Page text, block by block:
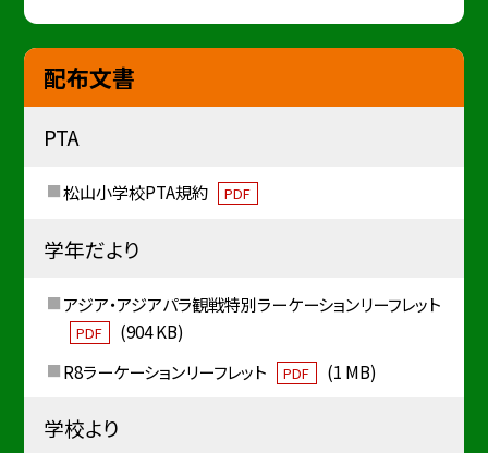
配布文書
PTA
松山小学校PTA規約 PDF
学年だより
アジア・アジアパラ観戦特別ラーケーションリーフレット
PDF
(904 KB)
R8ラーケーションリーフレット
PDF (1 MB)
学校より